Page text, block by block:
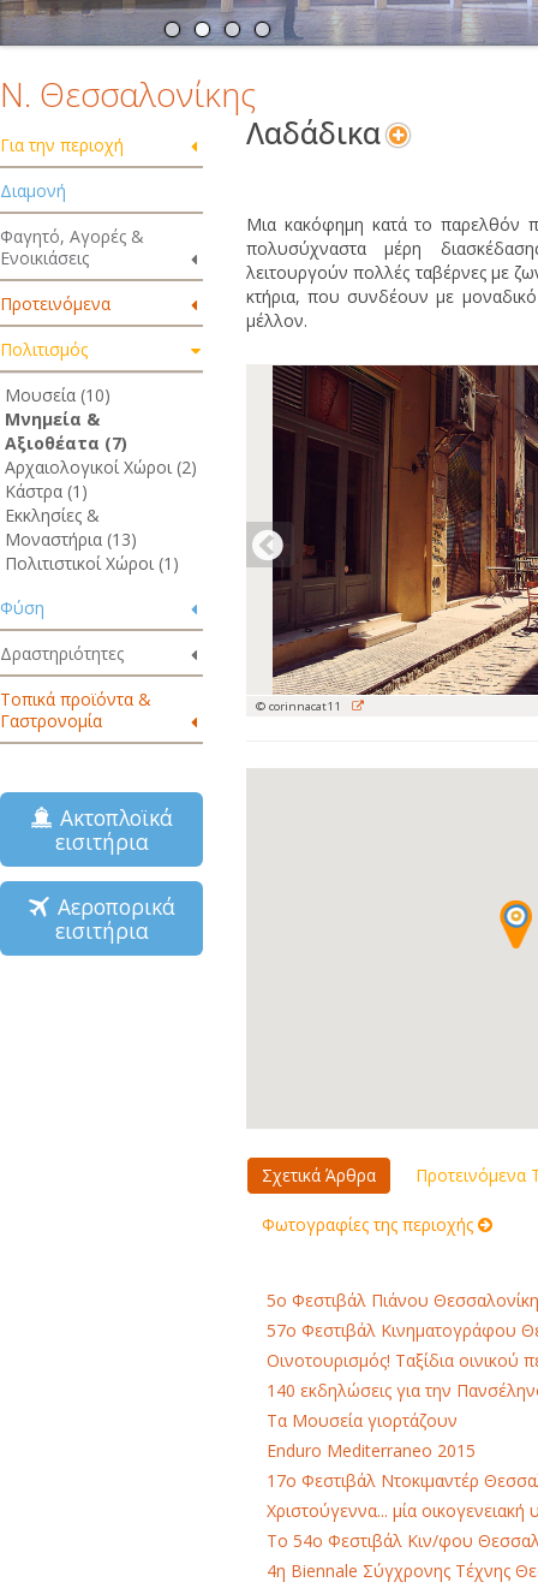
Ν. Θεσσαλονίκης
Για την περιοχή
Διαμονή
Φαγητό, Αγορές &
Ενοικιάσεις
Προτεινόμενα
Πολιτισμός
Μουσεία (10)
Μνημεία &
Αξιοθέατα (7)
Αρχαιολογικοί Χώροι (2)
Κάστρα (1)
Εκκλησίες &
Μοναστήρια (13)
Πολιτιστικοί Χώροι (1)
Φύση
Δραστηριότητες
Τοπικά προϊόντα &
Γαστρονομία
Ακτοπλοϊκά
εισιτήρια
Αεροπορικά
εισιτήρια
Λαδάδικα
Μια κακόφημη κατά το παρελθόν
πολυσύχναστα μέρη
λειτουργούν πολλές ταβέρνες με
κτήρια, που συνδέουν με
μέλλον.
© corinnacat11
Σχετικά Άρθρα Προτεινόμενα
Φωτογραφίες της περιοχής
5ο Φεστιβάλ Πιάνου
57ο Φεστιβάλ Κινηματογράφου
Οινοτουρισμός! Ταξίδια οινικού
140 εκδηλώσεις για την
Τα Μουσεία γιορτάζουν
Enduro Mediterraneo 2015
17ο Φεστιβάλ Ντοκιμαντέρ
Χριστούγεννα... μία
Το 54ο Φεστιβάλ Κιν/φου
4η Biennale Σύγχρονης Τέχνης